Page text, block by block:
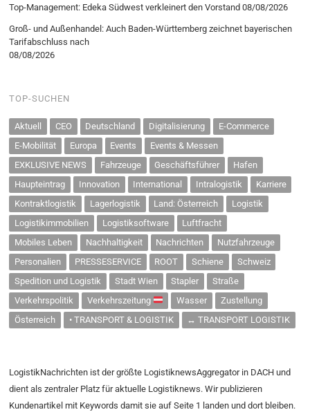
Top-Management: Edeka Südwest verkleinert den Vorstand 08/08/2026
Groß- und Außenhandel: Auch Baden-Württemberg zeichnet bayerischen
Tarifabschluss nach
08/08/2026
TOP-SUCHEN
Aktuell CEO Deutschland Digitalisierung
E-Commerce
E-Mobilität
Europa Events
Events & Messen
EXKLUSIVE NEWS
Fahrzeuge Geschäftsführer
Hafen
Haupteintrag
Innovation International Intralogistik
Karriere
Kontraktlogistik
Lagerlogistik Land: Österreich
Logistik
Logistikimmobilien
Logistiksoftware
Luftfracht
Mobiles Leben
Nachhaltigkeit Nachrichten
Nutzfahrzeuge
Personalien
PRESSESERVICE ROOT Schiene
Schweiz
Spedition und Logistik
Stadt Wien Stapler
Straße
Verkehrspolitik
Verkehrszeitung Wasser
Zustellung
Österreich
• TRANSPORT & LOGISTIK ↔ TRANSPORT LOGISTIK
LogistikNachrichten ist der größte LogistiknewsAggregator in DACH und
dient als zentraler Platz für aktuelle Logistiknews. Wir publizieren
Kundenartikel mit Keywords damit sie auf Seite 1 landen und dort bleiben.